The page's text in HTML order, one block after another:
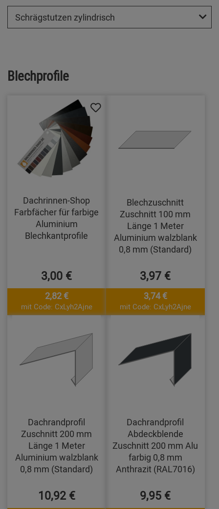
Schrägstutzen zylindrisch
Blechprofile
Dachrinnen-Shop
Farbfächer für farbige
Aluminium
Blechkantprofile
3,00 €
2,82 €
mit Code: CxLyh2Ajne
Blechzuschnitt
Zuschnitt 100 mm
Länge 1 Meter
Aluminium walzblank
0,8 mm (Standard)
3,97 €
3,74 €
mit Code: CxLyh2Ajne
Dachrandprofil
Zuschnitt 200 mm
Länge 1 Meter
Aluminium walzblank
0,8 mm (Standard)
10,92 €
Dachrandprofil
Abdeckblende
Zuschnitt 200 mm Alu
farbig 0,8 mm
Anthrazit (RAL7016)
9,95 €